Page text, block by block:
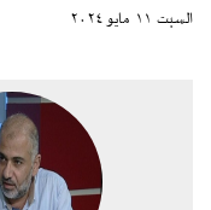
السبت ١١ مايو ٢٠٢٤